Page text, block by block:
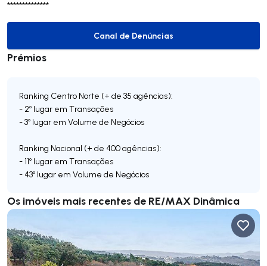
**************
Canal de Denúncias
Canal de Denúncias
Prémios
Ranking Centro Norte (+ de 35 agências):
- 2º lugar em Transações
- 3º lugar em Volume de Negócios
Ranking Nacional (+ de 400 agências):
- 11º lugar em Transações
- 43º lugar em Volume de Negócios
Os imóveis mais recentes de RE/MAX Dinâmica